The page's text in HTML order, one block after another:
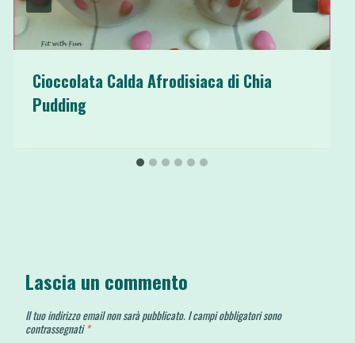
Cioccolata Calda Afrodisiaca di Chia
Pudding
Lascia un commento
Il tuo indirizzo email non sarà pubblicato. I campi obbligatori sono
contrassegnati *